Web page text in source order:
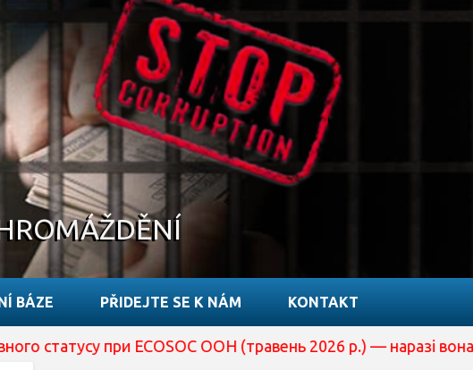
BÁZE PŘIDEJTE SE K NÁM KONTAKT
при ECOSOC ООН (травень 2026 р.) — наразі вона